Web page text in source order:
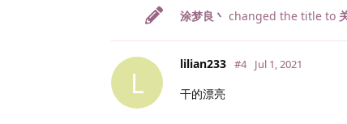
涂梦良丶 changed the title to
L
lilian233 #4 Jul 1, 2021
干的漂亮